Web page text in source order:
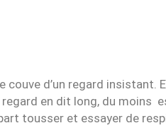
d’un regard insistant.
en dit long, du moins
tousser et essayer de